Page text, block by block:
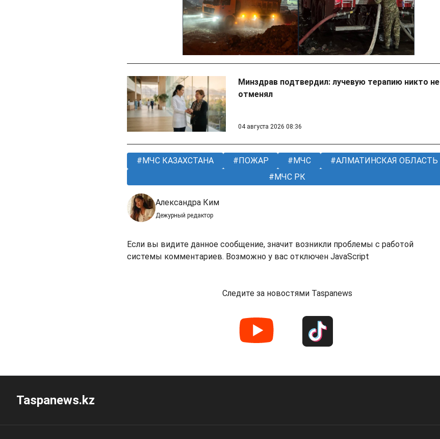
Минздрав подтвердил: лучевую терапию никто не
отменял
04 августа 2026 08:36
МЧС КАЗАХСТАНА ПОЖАР МЧС
АЛМАТИНСКАЯ ОБЛАСТЬ
МЧС РК
Александра Ким
Дежурный редактор
Если вы видите данное сообщение, значит возникли проблемы с работой
системы комментариев. Возможно у вас отключен JavaScript
Следите за новостями Taspanews
Taspanews.kz